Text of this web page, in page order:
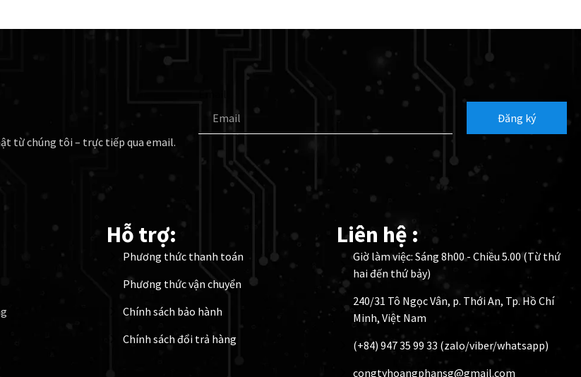
từ chúng tôi – trực tiếp qua email.
Đăng ký
Hỗ trợ:
Phương thức thanh toán
Phương thức vận chuyển
Chính sách bảo hành
Chính sách đổi trả hàng
Liên hệ :
Giờ làm việc: Sáng 8h00 - Chiều 5.00 (Từ thứ
hai đến thứ bảy)
240/31 Tô Ngọc Vân, p. Thới An, Tp. Hồ Chí
Minh, Việt Nam
(+84) 947 35 99 33 (zalo/viber/whatsapp)
congtyhoangphansg@gmail.com